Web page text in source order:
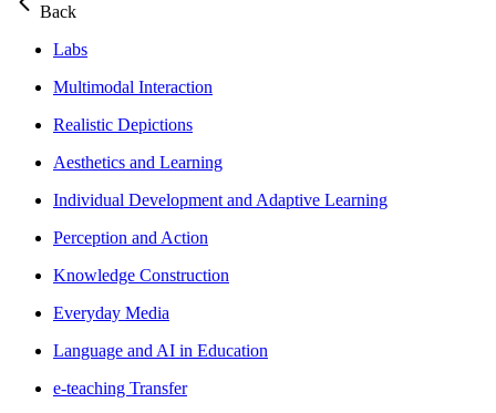
Back
Labs
Multimodal Interaction
Realistic Depictions
Aesthetics and Learning
Individual Development and Adaptive Learning
Perception and Action
Knowledge Construction
Everyday Media
Language and AI in Education
e-teaching Transfer